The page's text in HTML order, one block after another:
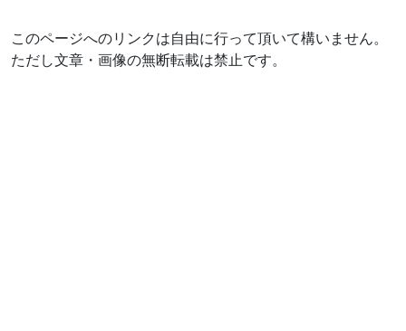
このページへのリンクは自由に行って頂いて構いません。
ただし文章・画像の無断転載は禁止です。